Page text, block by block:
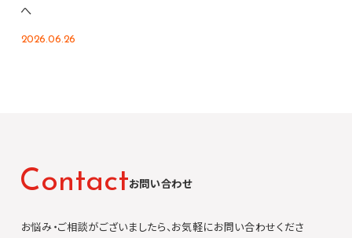
へ
2026.06.26
Contactお問い合わせ
お悩み・ご相談がございましたら、お気軽にお問い合わせくださ